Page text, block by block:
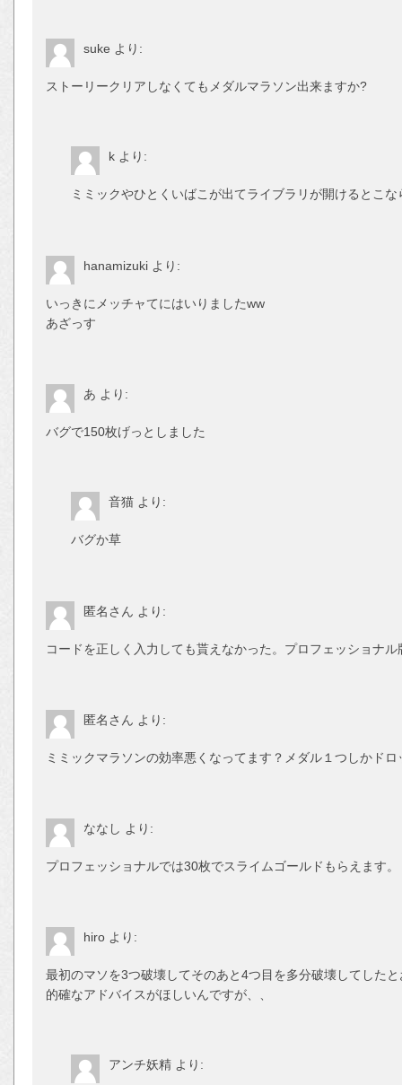
suke より:
ストーリークリアしなくてもメダルマラソン出来ますか?
k より:
ミミックやひとくいばこが出てライブラリが開けるとこ
hanamizuki より:
いっきにメッチャてにはいりましたww
あざっす
あ より:
バグで150枚げっとしました
音猫 より:
バグか草
匿名さん より:
コードを正しく入力しても貰えなかった。プロフェッショナ
匿名さん より:
ミミックマラソンの効率悪くなってます？メダル１つしかド
ななし より:
プロフェッショナルでは30枚でスライムゴールドもらえます。
hiro より:
最初のマソを3つ破壊してそのあと4つ目を多分破壊してした
的確なアドバイスがほしいんですが、、
アンチ妖精 より: